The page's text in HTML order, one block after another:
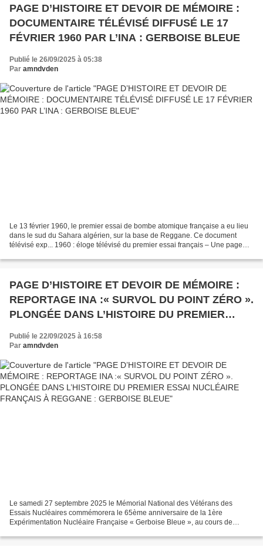
PAGE D’HISTOIRE ET DEVOIR DE MÉMOIRE :
DOCUMENTAIRE TÉLÉVISÉ DIFFUSÉ LE 17
FÉVRIER 1960 PAR L’INA : GERBOISE BLEUE
Publié le 26/09/2025 à 05:38
Par amndvden
Le 13 février 1960, le premier essai de bombe atomique française a eu lieu
dans le sud du Sahara algérien, sur la base de Reggane. Ce document
télévisé exp... 1960 : éloge télévisé du premier essai français – Une page
PAGE D’HISTOIRE ET DEVOIR DE MÉMOIRE :
REPORTAGE INA :« SURVOL DU POINT ZÉRO ».
PLONGÉE DANS L’HISTOIRE DU PREMIER
ESSAI NUCLÉAIRE FRANÇAIS À REGGANE :
GERBOISE BLEUE
Publié le 22/09/2025 à 16:58
Par amndvden
Le samedi 27 septembre 2025 le Mémorial National des Vétérans des
Essais Nucléaires commémorera le 65ème anniversaire de la 1ère
Expérimentation Nucléaire Française « Gerboise Bleue », au cours de